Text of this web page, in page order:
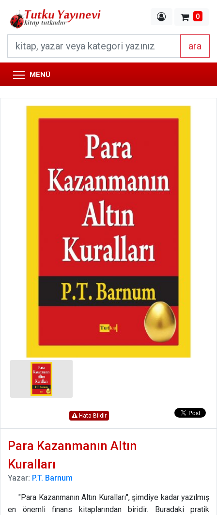
0
ara
MENÜ
Hata Bildir
Para Kazanmanın Altın
Kuralları
Yazar: P.T. Barnum
"Para Kazanmanın Altın Kuralları", şimdiye kadar yazılmış
en önemli finans kitaplarından biridir. Buradaki pratik